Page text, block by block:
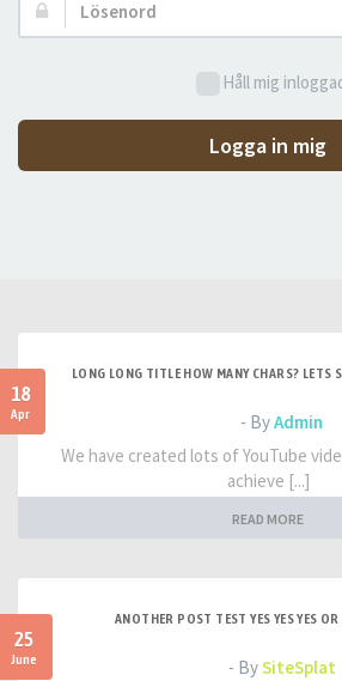
Lösenord:
Håll mig
Logga in mig
18
Apr
LONG LONG TITLE HOW MANY CHARS? LETS
- ByAdmin
We have created lots of YouTube
achieve [...]
READ MORE
25
June
ANOTHER POST TEST YES YES YES
- BySiteSplat